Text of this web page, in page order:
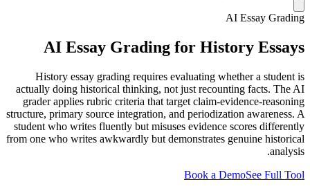
AI Essay Grading
AI Essay Grading for History Essays
History essay grading requires evaluating whether a student is
actually doing historical thinking, not just recounting facts. The AI
grader applies rubric criteria that target claim-evidence-reasoning
structure, primary source integration, and periodization awareness. A
student who writes fluently but misuses evidence scores differently
from one who writes awkwardly but demonstrates genuine historical
analysis.
Book a DemoSee Full Tool